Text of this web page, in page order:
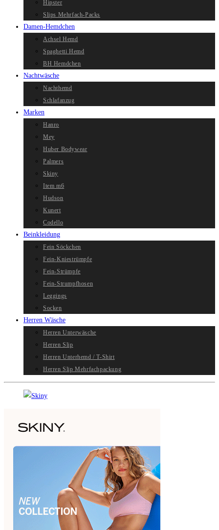
Hipster
Slips Mehrfach-Packs
Damen-Hemdchen
Achsel Hemd
Spaghetti Hemd
BH Hemdchen
Nachtwäsche
Nachthemd
Schlafanzug
Marken
Hanro
Mey
Huber Bodywear
Palmers
Skiny
Item m6
Hudson
Kunert
Codello
Beinkleidung
Fein Söckchen
Fein-Kniestrümpfe
Fein-Strümpfe
Fein-Strumpfhosen
Leggings
Socken
Herren Wäsche
Herren Unterwäsche
Herren Slip
Herren Unterhemd / T-Shirt
Herren Slip Mehrfachpackung